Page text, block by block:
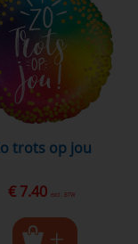
zo trots op jou
€ 7.40 excl. BTW